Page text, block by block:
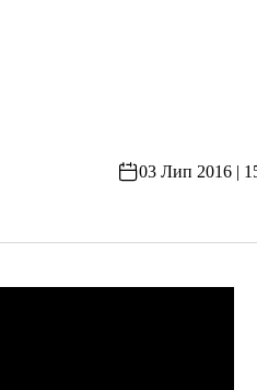
03 Лип 2016 |